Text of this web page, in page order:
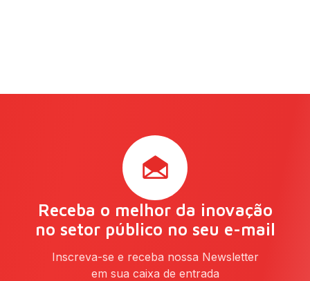
Receba o melhor da inovação
no setor público no seu e-mail
Inscreva-se e receba nossa Newsletter
em sua caixa de entrada